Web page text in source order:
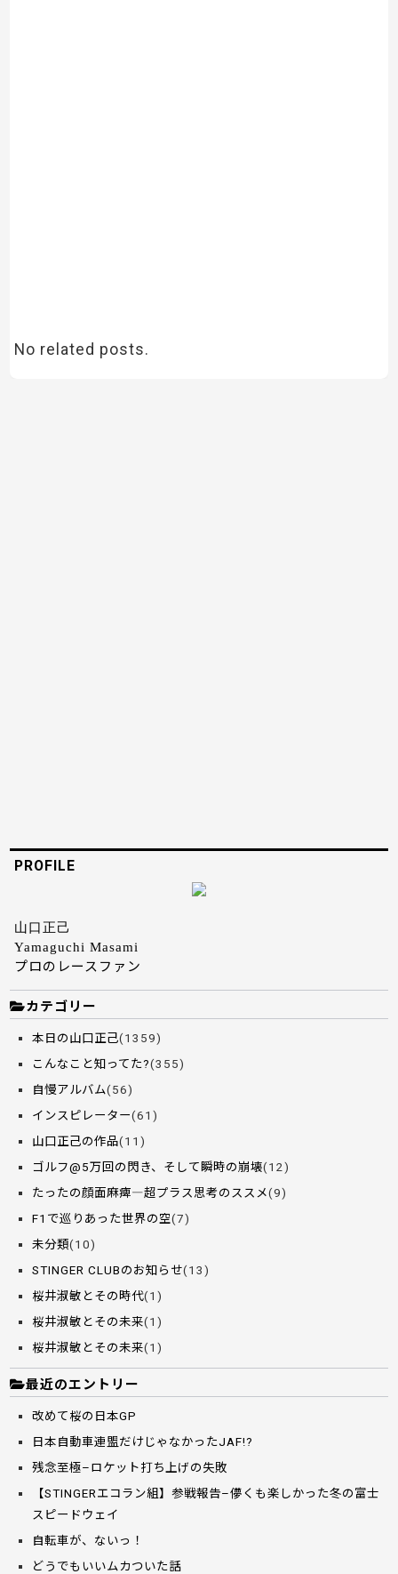
No related posts.
PROFILE
山口正己
Yamaguchi Masami
プロのレースファン
カテゴリー
本日の山口正己(1359)
こんなこと知ってた?(355)
自慢アルバム(56)
インスピレーター(61)
山口正己の作品(11)
ゴルフ@5万回の閃き、そして瞬時の崩壊(12)
たったの顔面麻痺―超プラス思考のススメ(9)
F1で巡りあった世界の空(7)
未分類(10)
STINGER CLUBのお知らせ(13)
桜井淑敏とその時代(1)
桜井淑敏とその未来(1)
桜井淑敏とその未来(1)
最近のエントリー
改めて桜の日本GP
日本自動車連盟だけじゃなかったJAF!?
残念至極–ロケット打ち上げの失敗
【STINGERエコラン組】参戦報告–儚くも楽しかった冬の富士
スピードウェイ
自転車が、ないっ！
どうでもいいムカついた話